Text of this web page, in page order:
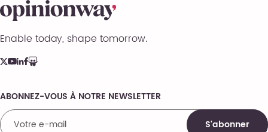
Enable today, shape tomorrow.
Comments
ABONNEZ-VOUS À NOTRE NEWSLETTER
S'abonner